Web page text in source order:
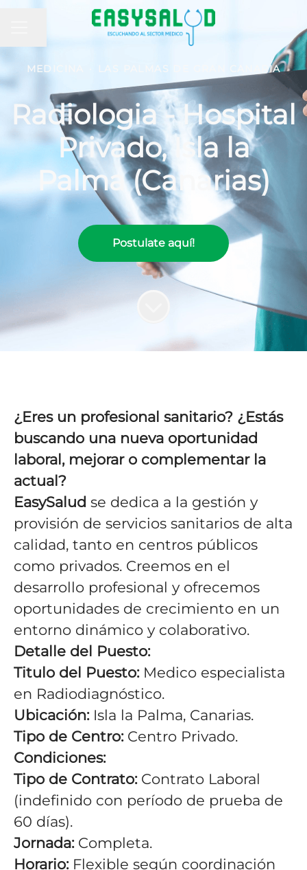
MENÚ DE EMPLEO
Compartir página
MEDICINA LAS PALMAS DE GRAN CANARIA
Radiologia - Hospital
Privado, Isla la
Palma (Canarias)
Postulate aquí!
¿Eres un profesional sanitario? ¿Estás
buscando una nueva oportunidad
laboral, mejorar o complementar la
actual?
EasySalud se dedica a la gestión y
provisión de servicios sanitarios de alta
calidad, tanto en centros públicos
como privados. Creemos en el
desarrollo profesional y ofrecemos
oportunidades de crecimiento en un
entorno dinámico y colaborativo.
Detalle del Puesto:
Titulo del Puesto:Medico especialista
en Radiodiagnóstico.
Ubicación:Isla la Palma, Canarias.
Tipo de Centro:Centro Privado.
Condiciones:
Tipo de Contrato:Contrato Laboral
(indefinido con período de prueba de
60 días).
Jornada:Completa.
Horario: Flexible según coordinación